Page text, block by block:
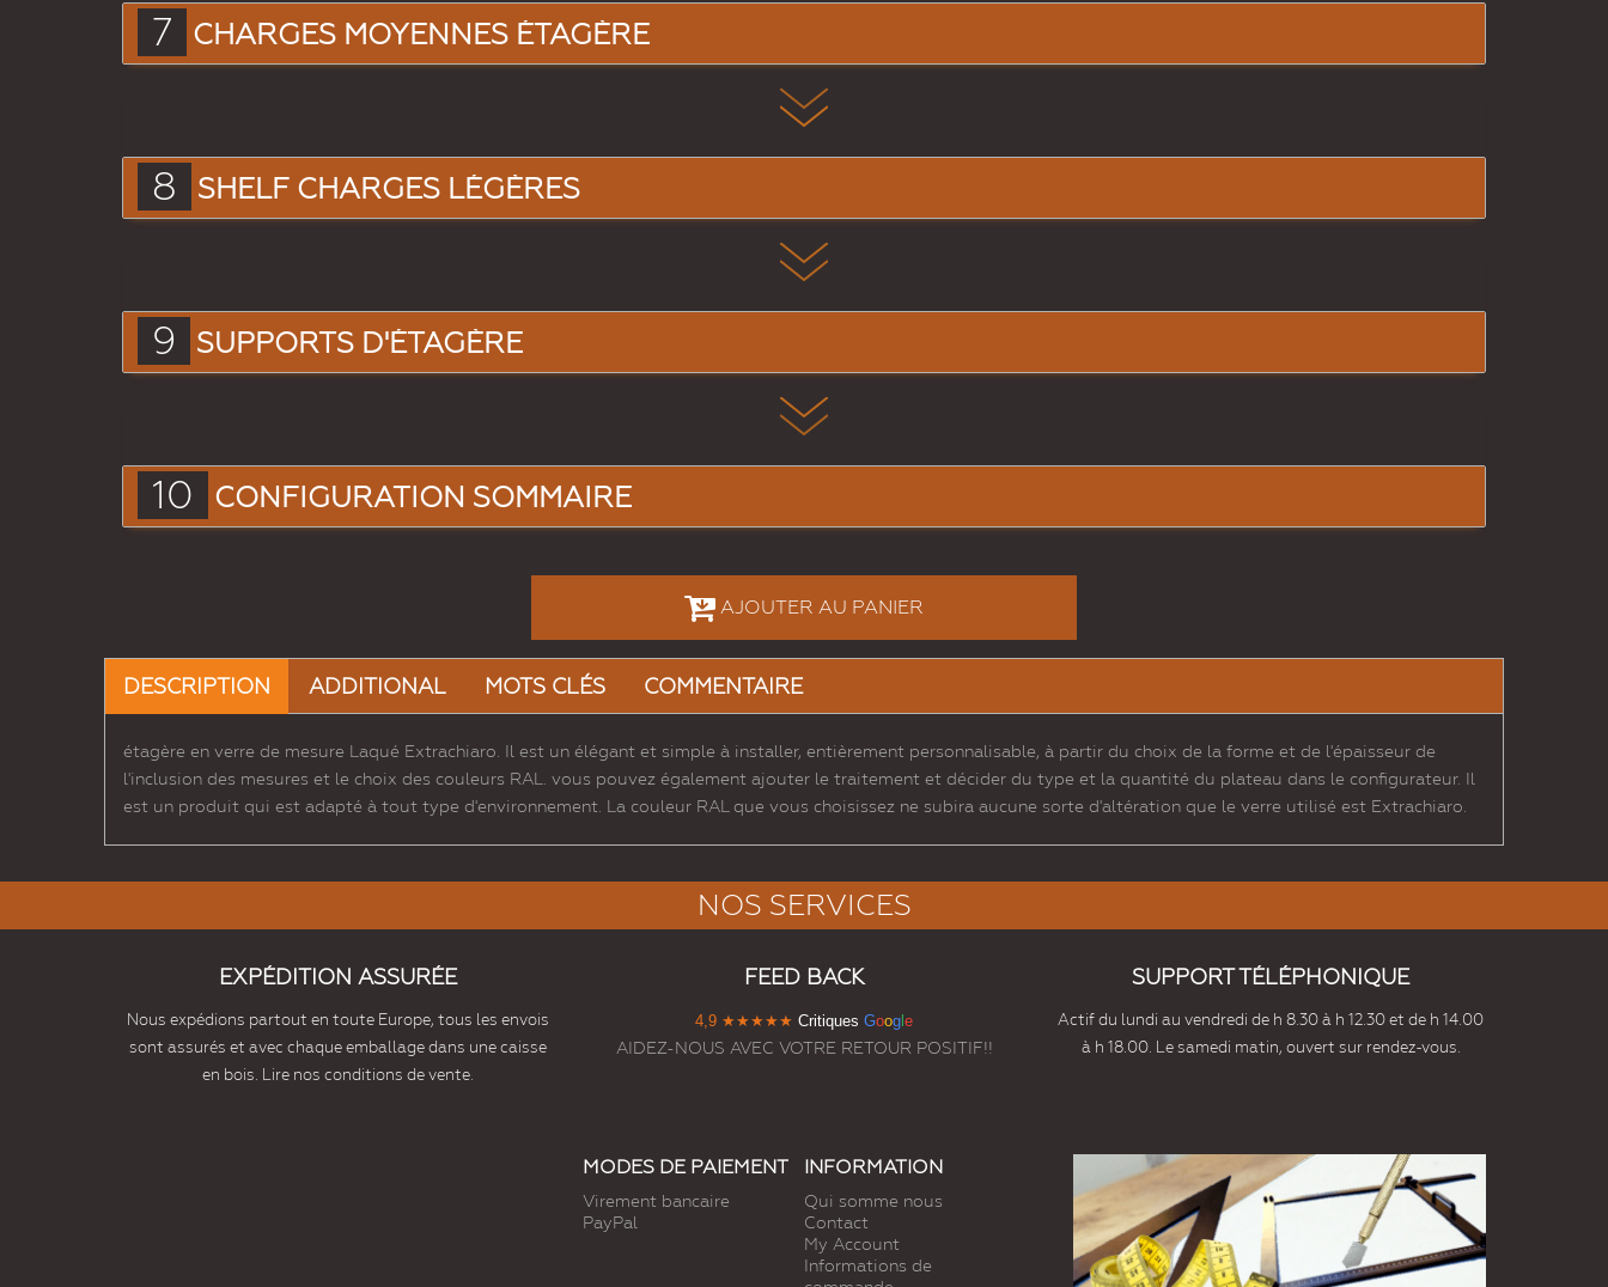
7 CHARGES MOYENNES ÉTAGÈRE
8 SHELF CHARGES LÉGÈRES
9 SUPPORTS D'ÉTAGÈRE
10 CONFIGURATION SOMMAIRE
AJOUTER AU PANIER
DESCRIPTION ADDITIONAL MOTS CLÉS COMMENTAIRE
étagère en verre de mesure Laqué Extrachiaro. Il est un élégant et simple à installer, entièrement personnalisable, à partir du choix de la forme et de l'épaisseur de
l'inclusion des mesures et le choix des couleurs RAL. vous pouvez également ajouter le traitement et décider du type et la quantité du plateau dans le configurateur. Il
est un produit qui est adapté à tout type d'environnement. La couleur RAL que vous choisissez ne subira aucune sorte d'altération que le verre utilisé est Extrachiaro.
NOS SERVICES
EXPÉDITION ASSURÉE
Nous expédions partout en toute Europe, tous les envois
sont assurés et avec chaque emballage dans une caisse
en bois. Lire nos conditions de vente.
FEED BACK
4,9 ★★★★★ Critiques Goog e
AIDEZ-NOUS AVEC VOTRE RETOUR POSITIF!!
SUPPORT TÉLÉPHONIQUE
Actif du lundi au vendredi de h 8.30 à h 12.30 et de h 14.00
à h 18.00. Le samedi matin, ouvert sur rendez-vous.
MODES DE PAIEMENT
Virement bancaire
PayPal
INFORMATION
Qui somme nous
Contact
My Account
Informations de